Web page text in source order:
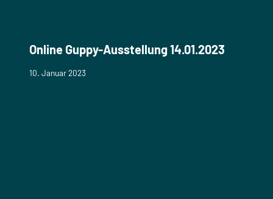
Online Guppy-Ausstellung 14.01.2023
10. Januar 2023